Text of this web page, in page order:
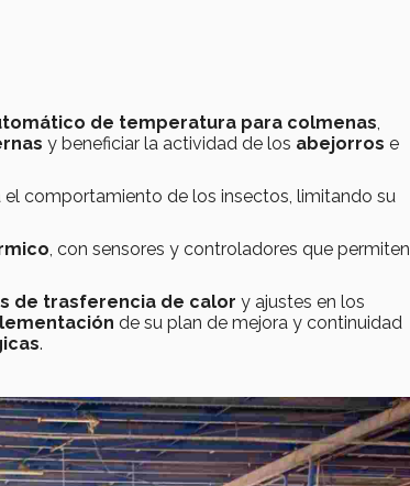
de temperatura para colmenas
y beneficiar la actividad de los abejorros e
comportamiento de los insectos, limitando su
, con sensores y controladores que permiten
de trasferencia de calor y ajustes en los
de su plan de mejora y continuidad
.